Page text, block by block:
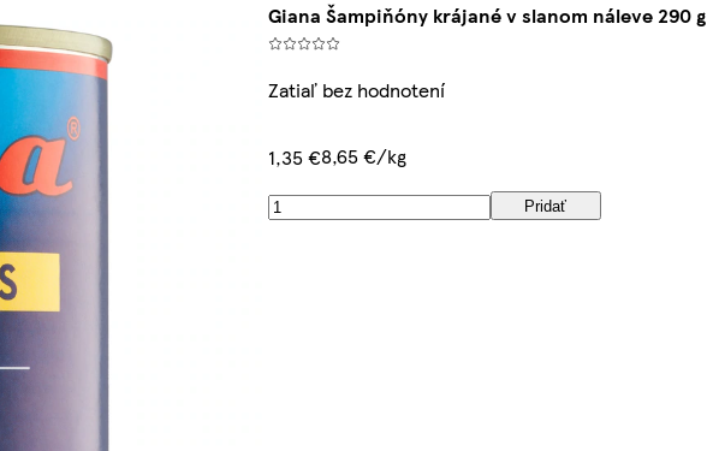
Giana Šampiňóny krájané v slanom náleve 290 g
Zatiaľ bez hodnotení
1,35 €8,65 €/kg
Pridať